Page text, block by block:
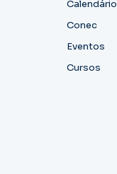
Calendário
Conec
Eventos
Cursos